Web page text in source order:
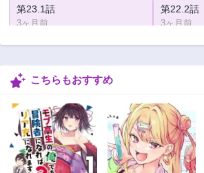
第23.1話
3ヶ月前
第22.2話
3ヶ月前
第22.1話 第21.2話
第21.1話
第20.1話
3ヶ月前
第19.2話
3ヶ月前
第19.1話
3ヶ月前
第18.2話
1年前
こちらもおすすめ